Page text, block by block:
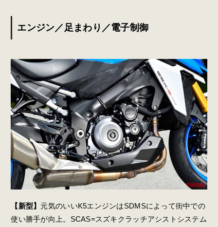
エンジン／足まわり／電子制御
【新型】 元気のいいK5エンジンはSDMSによって街中での
使い勝手が向上。SCAS=スズキクラッチアシストシステム